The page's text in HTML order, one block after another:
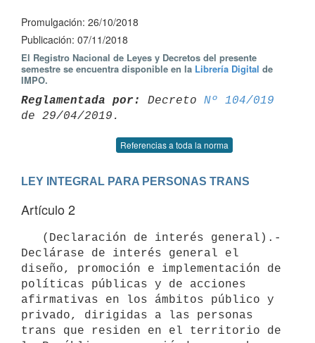
Promulgación: 26/10/2018
Publicación: 07/11/2018
El Registro Nacional de Leyes y Decretos del presente
semestre se encuentra disponible en la Librería Digital de
IMPO.
Reglamentada por: Decreto Nº 104/019
Referencias a toda la norma
LEY INTEGRAL PARA PERSONAS TRANS
Artículo 2
Declárase de interés general el
diseño, promoción e implementación de
políticas públicas y de acciones
afirmativas en los ámbitos público y
privado, dirigidas a las personas
trans que residen en el territorio de